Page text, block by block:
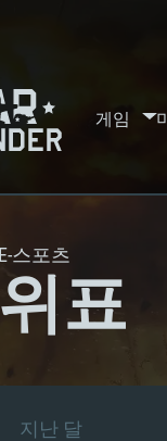
게임
E-스포츠
표
지난 달